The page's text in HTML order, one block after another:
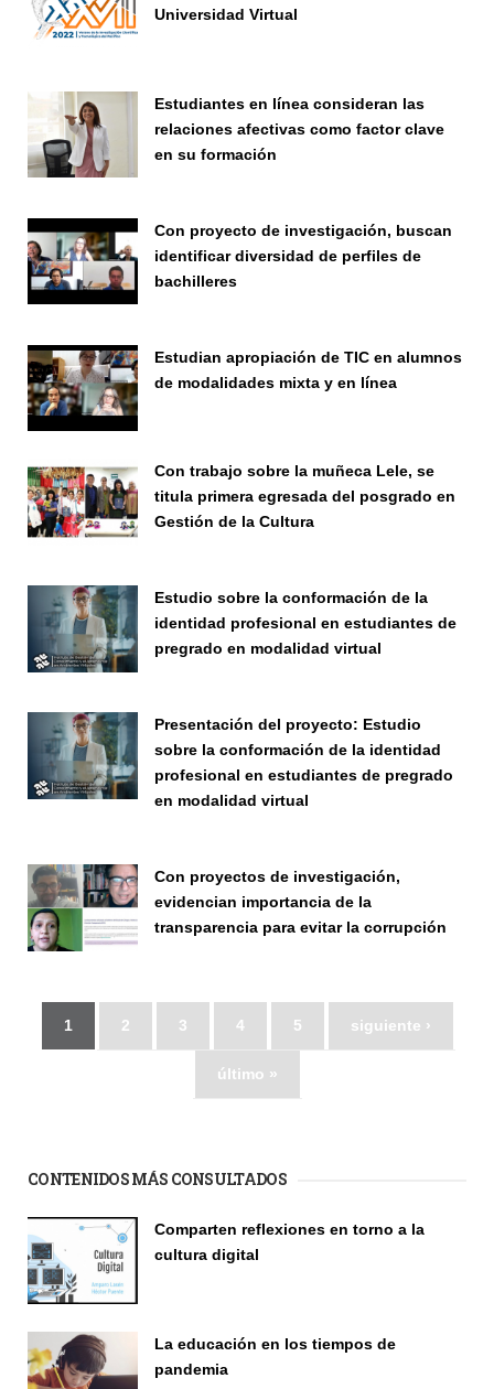
Universidad Virtual
Estudiantes en línea consideran las
relaciones afectivas como factor clave
en su formación
Con proyecto de investigación, buscan
identificar diversidad de perfiles de
bachilleres
Estudian apropiación de TIC en alumnos
de modalidades mixta y en línea
Con trabajo sobre la muñeca Lele, se
titula primera egresada del posgrado en
Gestión de la Cultura
Estudio sobre la conformación de la
identidad profesional en estudiantes de
pregrado en modalidad virtual
Presentación del proyecto: Estudio
sobre la conformación de la identidad
profesional en estudiantes de pregrado
en modalidad virtual
Con proyectos de investigación,
evidencian importancia de la
transparencia para evitar la corrupción
1 2 3 4 5 siguiente ›
último »
CONTENIDOS MÁS CONSULTADOS
Comparten reflexiones en torno a la
cultura digital
La educación en los tiempos de
pandemia